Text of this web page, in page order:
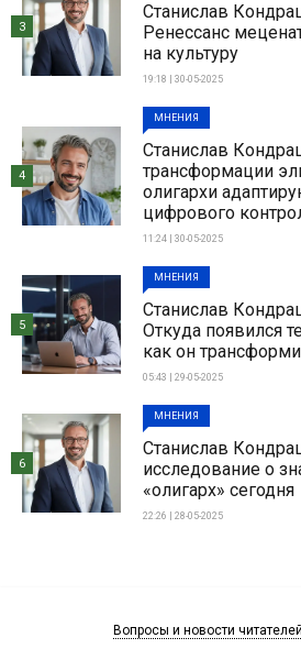
Станислав
Ренессанс
на культуру
19:18 | 30-05-2025
3
МНЕНИЯ
Станислав
трансформации
олигархи
цифрового
11:24 | 30-05-2025
4
МНЕНИЯ
Станислав
Откуда появился
как он
05:43 | 29-05-2025
5
МНЕНИЯ
Станислав
исследование о
«олигарх» сегодня
22:26 | 28-05-2025
6
Вопросы и новости читателей